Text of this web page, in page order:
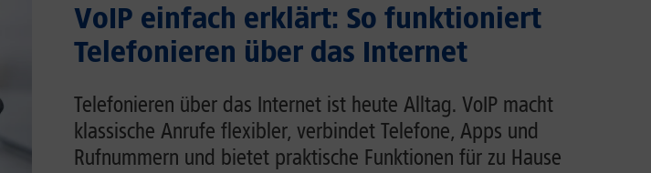
VoIP einfach erklärt: So funktioniert
Telefonieren über das Internet
Telefonieren über das Internet ist heute Alltag. VoIP macht
klassische Anrufe flexibler, verbindet Telefone, Apps und
Rufnummern und bietet praktische Funktionen für zu Hause